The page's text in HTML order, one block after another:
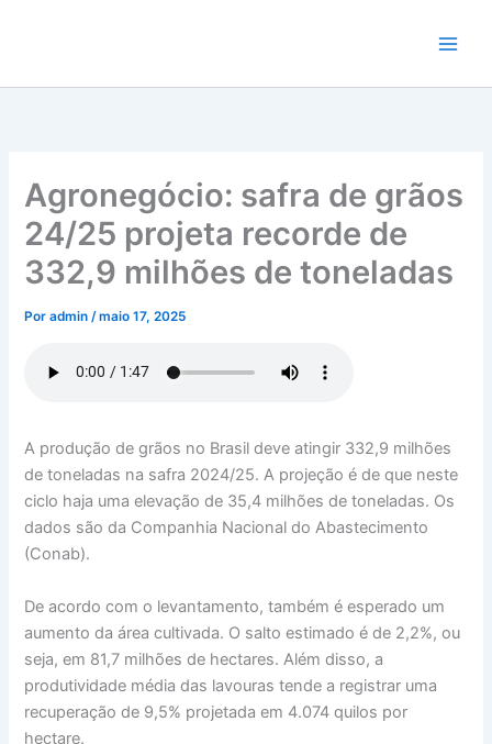
conteúdo
Agronegócio: safra de grãos
24/25 projeta recorde de
332,9 milhões de toneladas
Poradmin/maio 17, 2025
A produção de grãos no Brasil deve atingir 332,9 milhões
de toneladas na safra 2024/25. A projeção é de que neste
ciclo haja uma elevação de 35,4 milhões de toneladas. Os
dados são da Companhia Nacional do Abastecimento
(Conab).
De acordo com o levantamento, também é esperado um
aumento da área cultivada. O salto estimado é de 2,2%, ou
seja, em 81,7 milhões de hectares. Além disso, a
produtividade média das lavouras tende a registrar uma
recuperação de 9,5% projetada em 4.074 quilos por
hectare.